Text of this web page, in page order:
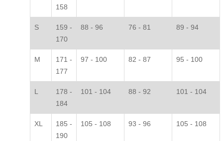
158
S
159 -
170
88 - 96 76 - 81 89 - 94
M
171 -
177
97 - 100 82 - 87 95 - 100
L
178 -
184
101 - 104 88 - 92 101 - 104
XL
185 -
190
105 - 108 93 - 96 105 - 108